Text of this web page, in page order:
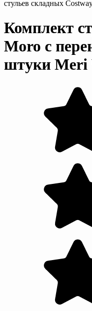
стульев складных
Комплект
Moro с
штуки